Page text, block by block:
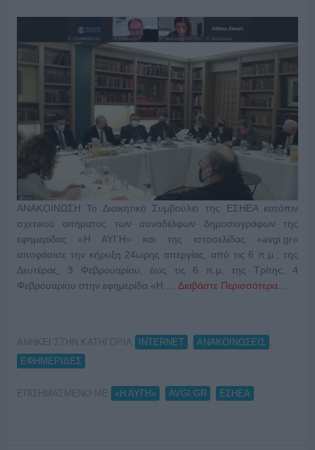
ΑΝΑΚΟΙΝΩΣΗ Το Διοικητικό Συμβούλιο της ΕΣΗΕΑ κατόπιν
σχετικού αιτήματος των συναδέλφων δημοσιογράφων της
εφημερίδας «Η ΑΥΓΗ» και της ιστοσελίδας «avgi.gr»
αποφάσισε την κήρυξη 24ωρης απεργίας, από τις 6 π.μ., της
Δευτέρας, 3 Φεβρουαρίου, έως τις 6 π.μ. της Τρίτης, 4
Φεβρουαρίου στην εφημερίδα «Η … Διαβάστε Περισσότερα...
ΑΝΗΚΕΙ ΣΤΗΝ ΚΑΤΗΓΟΡΙΑ: INTERNET ΑΝΑΚΟΙΝΩΣΕΙΣ
ΕΦΗΜΕΡΙΔΕΣ
ΕΠΙΣΗΜΑΣΜΕΝΟ ΜΕ: «Η ΑΥΓΗ» AVGI.GR ΕΣΗΕΑ